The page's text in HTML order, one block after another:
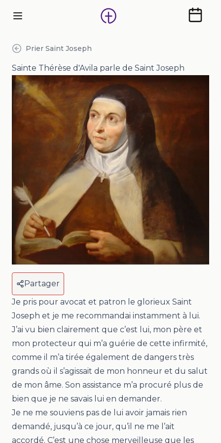
Prier Saint Joseph
Sainte Thérèse d'Avila parle de Saint Joseph
Partager
Je pris pour avocat et patron le glorieux Saint
Joseph et je me recommandai instamment à lui.
J’ai vu bien clairement que c’est lui, mon père et
mon protecteur qui m’a guérie de cette infirmité,
comme il m’a tirée également de dangers très
grands où il s’agissait de mon honneur et du salut
de mon âme. Son assistance m’a procuré plus de
bien que je ne savais lui en demander.
Je ne me souviens pas de lui avoir jamais rien
demandé, jusqu’à ce jour, qu’il ne me l’ait
accordé. C’est une chose merveilleuse que les